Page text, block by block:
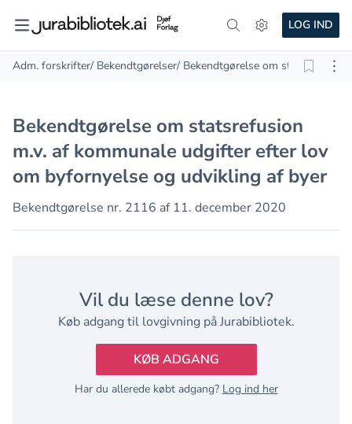
LOG IND
Adm. forskrifter/ Bekendtgørelser/ Bekendtgørelse om
Bekendtgørelse om statsrefusion
m.v. af kommunale udgifter efter lov
om byfornyelse og udvikling af byer
Bekendtgørelse nr. 2116 af 11. december 2020
Vil du læse denne lov?
Køb adgang til lovgivning på Jurabibliotek.
KØB ADGANG
Har du allerede købt adgang? Log ind her